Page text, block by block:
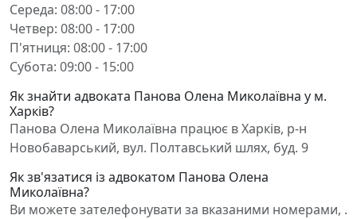
Середа: 08:00 - 17:00
Четвер: 08:00 - 17:00
П'ятниця: 08:00 - 17:00
Субота: 09:00 - 15:00
Як знайти адвоката Панова Олена Миколаївна у м.
Харків?
Панова Олена Миколаївна працює в Харків, р-н
Новобаварський, вул. Полтавський шлях, буд. 9
Як зв'язатися із адвокатом Панова Олена
Миколаївна?
Ви можете зателефонувати за вказаними номерами, .